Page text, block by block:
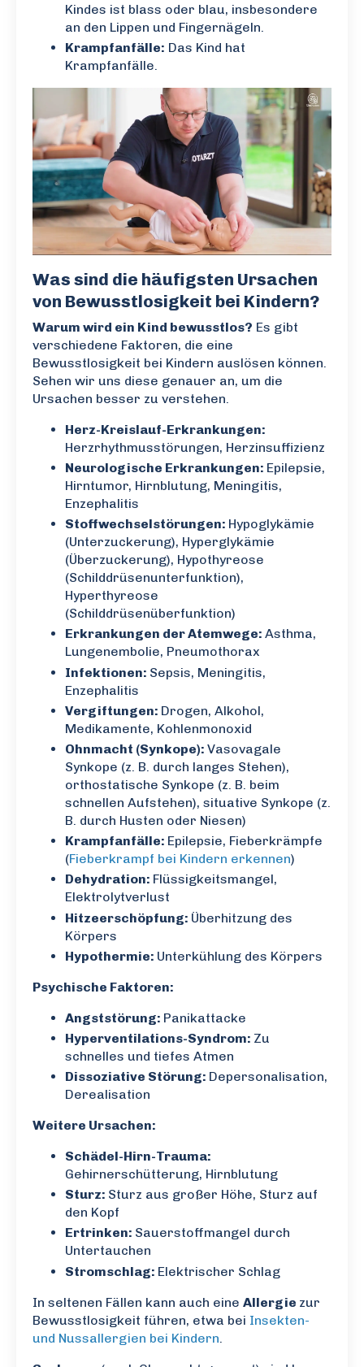
Kindes ist blass oder blau, insbesondere
an den Lippen und Fingernägeln.
Krampfanfälle: Das Kind hat
Krampfanfälle.
Was sind die häufigsten Ursachen
von Bewusstlosigkeit bei Kindern?
Warum wird ein Kind bewusstlos? Es gibt
verschiedene Faktoren, die eine
Bewusstlosigkeit bei Kindern auslösen können.
Sehen wir uns diese genauer an, um die
Ursachen besser zu verstehen.
Herz-Kreislauf-Erkrankungen:
Herzrhythmusstörungen, Herzinsuffizienz
Neurologische Erkrankungen: Epilepsie,
Hirntumor, Hirnblutung, Meningitis,
Enzephalitis
Stoffwechselstörungen: Hypoglykämie
(Unterzuckerung), Hyperglykämie
(Überzuckerung), Hypothyreose
(Schilddrüsenunterfunktion),
Hyperthyreose
(Schilddrüsenüberfunktion)
Erkrankungen der Atemwege: Asthma,
Lungenembolie, Pneumothorax
Infektionen: Sepsis, Meningitis,
Enzephalitis
Vergiftungen: Drogen, Alkohol,
Medikamente, Kohlenmonoxid
Ohnmacht (Synkope): Vasovagale
Synkope (z. B. durch langes Stehen),
orthostatische Synkope (z. B. beim
schnellen Aufstehen), situative Synkope (z.
B. durch Husten oder Niesen)
Krampfanfälle: Epilepsie, Fieberkrämpfe
(Fieberkrampf bei Kindern erkennen)
Dehydration: Flüssigkeitsmangel,
Elektrolytverlust
Hitzeerschöpfung: Überhitzung des
Körpers
Hypothermie: Unterkühlung des Körpers
Psychische Faktoren:
Angststörung: Panikattacke
Hyperventilations-Syndrom: Zu
schnelles und tiefes Atmen
Dissoziative Störung: Depersonalisation,
Derealisation
Weitere Ursachen:
Schädel-Hirn-Trauma:
Gehirnerschütterung, Hirnblutung
Sturz: Sturz aus großer Höhe, Sturz auf
den Kopf
Ertrinken: Sauerstoffmangel durch
Untertauchen
Stromschlag: Elektrischer Schlag
In seltenen Fällen kann auch eine Allergie zur
Bewusstlosigkeit führen, etwa bei Insekten-
und Nussallergien bei Kindern